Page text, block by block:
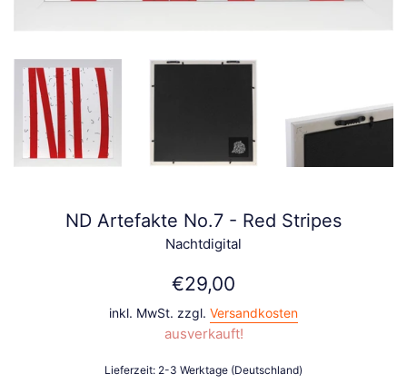
ND Artefakte No.7 - Red Stripes
Nachtdigital
Normaler
€29,00
inkl. MwSt. zzgl. Versandkosten
ausverkauft!
Lieferzeit: 2-3 Werktage (Deutschland)